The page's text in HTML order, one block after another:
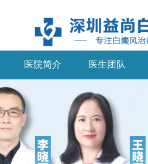
医院简介 医生团队